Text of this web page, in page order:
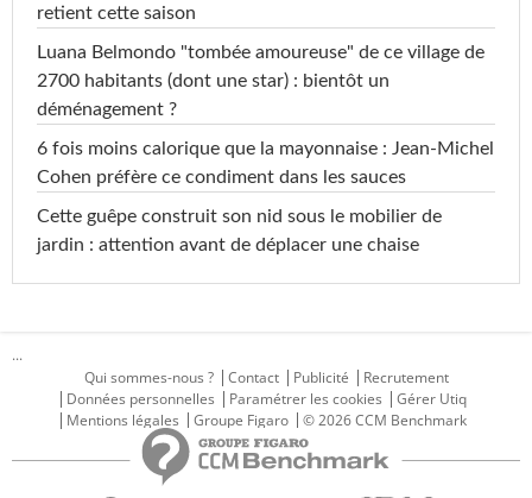
retient cette saison
Luana Belmondo "tombée amoureuse" de ce village de
2700 habitants (dont une star) : bientôt un
déménagement ?
6 fois moins calorique que la mayonnaise : Jean-Michel
Cohen préfère ce condiment dans les sauces
Cette guêpe construit son nid sous le mobilier de
jardin : attention avant de déplacer une chaise
...
Qui sommes-nous ?
Contact Publicité
Recrutement
Données personnelles
Paramétrer les cookies
Gérer Utiq
Mentions légales
Groupe Figaro © 2026 CCM Benchmark